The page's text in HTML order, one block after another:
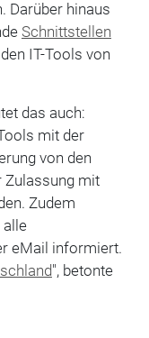
Darüber hinaus
Schnittstellen
IT-Tools von
das auch:
mit der
von den
Zulassung mit
Zudem
alle
eMail informiert.
", betonte